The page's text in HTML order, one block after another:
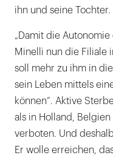
ihn und seine Tochter.
„Damit die
Minelli nun die Filiale
soll mehr zu ihm in
sein Leben mittels
können“. Aktive
als in Holland,
verboten. Und
Er wolle erreichen,